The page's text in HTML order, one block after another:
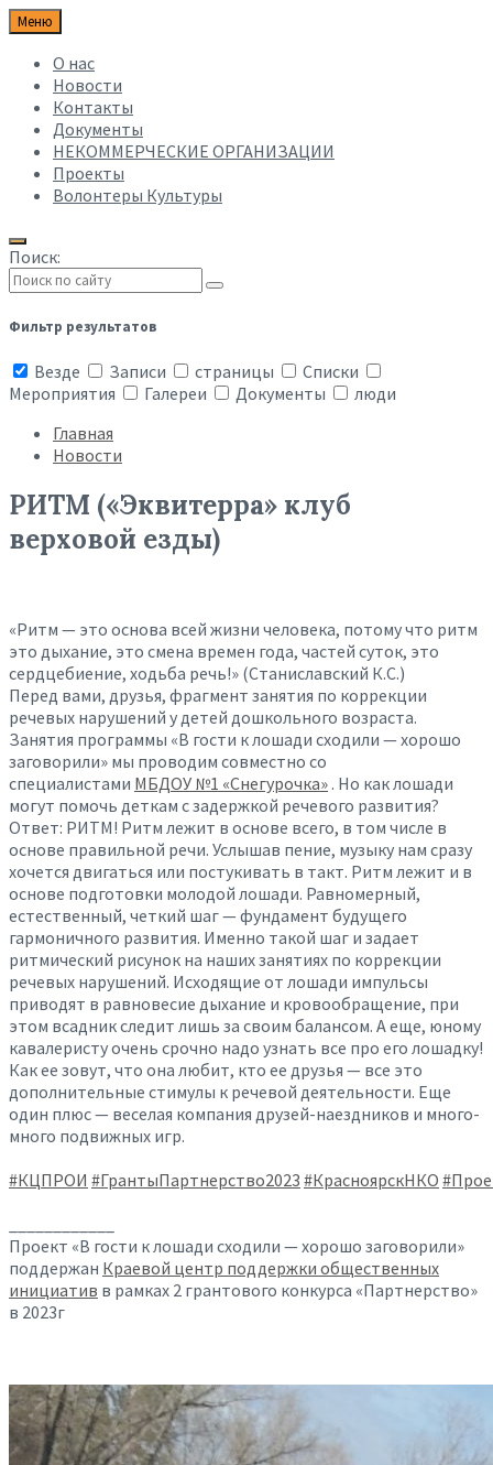
Меню
О нас
Новости
Контакты
Документы
НЕКОММЕРЧЕСКИЕ ОРГАНИЗАЦИИ
Проекты
Волонтеры Культуры
Поиск:
Фильтр результатов
Везде Записи страницы
Списки
Мероприятия
Галереи Документы
люди
Главная
Новости
РИТМ («Эквитерра» клуб
верховой езды)
«Ритм — это основа всей жизни человека, потому что ритм
это дыхание, это смена времен года, частей суток, это
сердцебиение, ходьба речь!» (Станиславский К.С.)
Перед вами, друзья, фрагмент занятия по коррекции
речевых нарушений у детей дошкольного возраста.
Занятия программы «В гости к лошади сходили — хорошо
заговорили» мы проводим совместно со
специалистами МБДОУ №1 «Снегурочка» . Но как лошади
могут помочь деткам с задержкой речевого развития?
Ответ: РИТМ! Ритм лежит в основе всего, в том числе в
основе правильной речи. Услышав пение, музыку нам сразу
хочется двигаться или постукивать в такт. Ритм лежит и в
основе подготовки молодой лошади. Равномерный,
естественный, четкий шаг — фундамент будущего
гармоничного развития. Именно такой шаг и задает
ритмический рисунок на наших занятиях по коррекции
речевых нарушений. Исходящие от лошади импульсы
приводят в равновесие дыхание и кровообращение, при
этом всадник следит лишь за своим балансом. А еще, юному
кавалеристу очень срочно надо узнать все про его лошадку!
Как ее зовут, что она любит, кто ее друзья — все это
дополнительные стимулы к речевой деятельности. Еще
один плюс — веселая компания друзей-наездников и много-
много подвижных игр.
#КЦПРОИ #ГрантыПартнерство2023 #КрасноярскНКО
Проект «В гости к лошади сходили — хорошо заговорили»
поддержан Краевой центр поддержки общественных
инициатив в рамках 2 грантового конкурса «Партнерство»
в 2023г